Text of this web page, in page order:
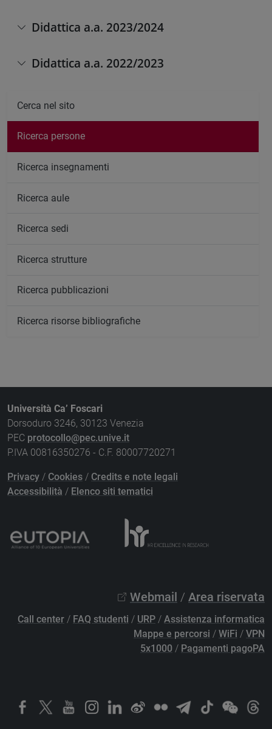
Didattica a.a. 2023/2024
Didattica a.a. 2022/2023
Cerca nel sito
Ricerca persone
Ricerca insegnamenti
Ricerca aule
Ricerca sedi
Ricerca strutture
Ricerca pubblicazioni
Ricerca risorse bibliografiche
Università Ca’ Foscari
Dorsoduro 3246, 30123 Venezia
PEC protocollo@pec.unive.it
P.IVA 00816350276 - C.F. 80007720271
Privacy / Cookies / Credits e note legali
Accessibilità / Elenco siti tematici
Webmail / Area riservata
Call center / FAQ studenti / URP / Assistenza informatica
Mappe e percorsi / WiFi / VPN
5x1000 / Pagamenti pagoPA